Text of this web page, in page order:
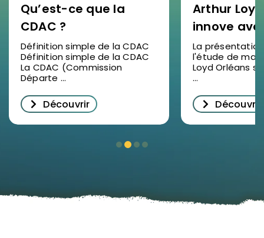
Qu’est-ce que la
CDAC ?
Définition simple de la CDAC
Définition simple de la CDAC
La CDAC (Commission
Départe ...
Découvrir
Arthur
innove
étude de
2025 en
succès
décrypter
La
l'étude de
Loyd Orléans
...
Découvrir